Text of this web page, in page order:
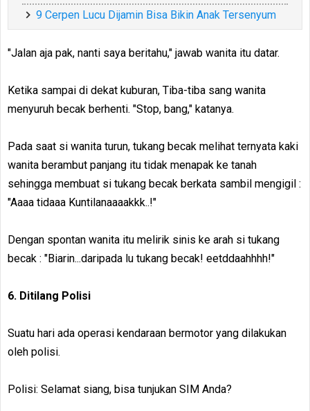
9 Cerpen Lucu Dijamin Bisa Bikin Anak Tersenyum
"Jalan aja pak, nanti saya beritahu," jawab wanita itu datar.
Ketika sampai di dekat kuburan, Tiba-tiba sang wanita
menyuruh becak berhenti. "Stop, bang," katanya.
Pada saat si wanita turun, tukang becak melihat ternyata kaki
wanita berambut panjang itu tidak menapak ke tanah
sehingga membuat si tukang becak berkata sambil mengigil :
"Aaaa tidaaa Kuntilanaaaakkk..!"
Dengan spontan wanita itu melirik sinis ke arah si tukang
becak : "Biarin...daripada lu tukang becak! eetddaahhhh!"
6. Ditilang Polisi
Suatu hari ada operasi kendaraan bermotor yang dilakukan
oleh polisi.
Polisi: Selamat siang, bisa tunjukan SIM Anda?